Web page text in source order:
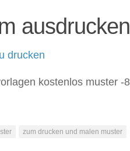
ausdrucken
drucken
zum drucken und malen muster